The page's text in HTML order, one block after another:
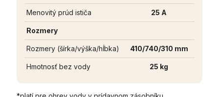
Menovitý prúd ističa 25 A
Rozmery
Rozmery (šírka/výška/hĺbka) 410/740/310 mm
Hmotnosť bez vody 25 kg